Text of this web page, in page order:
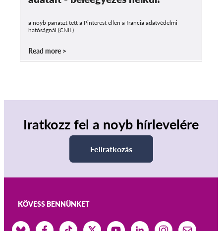
a noyb panaszt tett a Pinterest ellen a francia adatvédelmi
hatóságnál (CNIL)
Read more
Iratkozz fel a noyb hírlevelére
Feliratkozás
KÖVESS BENNÜNKET